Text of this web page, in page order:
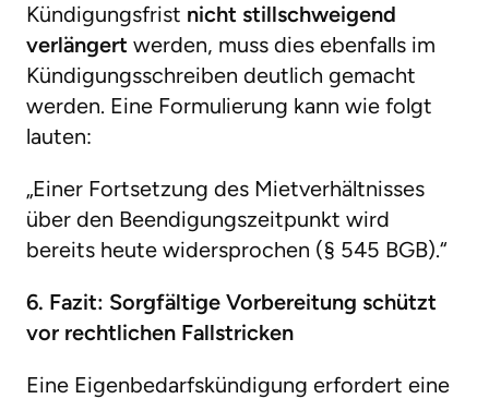
Kündigungsfrist nicht stillschweigend
verlängert werden, muss dies ebenfalls im
Kündigungsschreiben deutlich gemacht
werden. Eine Formulierung kann wie folgt
lauten:
„Einer Fortsetzung des Mietverhältnisses
über den Beendigungszeitpunkt wird
bereits heute widersprochen (§ 545 BGB).“
6. Fazit: Sorgfältige Vorbereitung schützt
vor rechtlichen Fallstricken
Eine Eigenbedarfskündigung erfordert eine